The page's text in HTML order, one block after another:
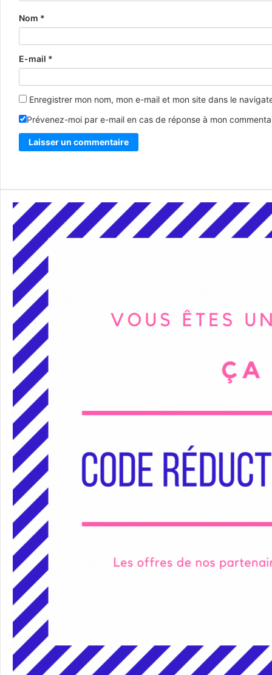
Nom *
E-mail *
Enregistrer mon nom, mon e-mail et mon site dans le
Prévenez-moi par e-mail en cas de réponse à mon